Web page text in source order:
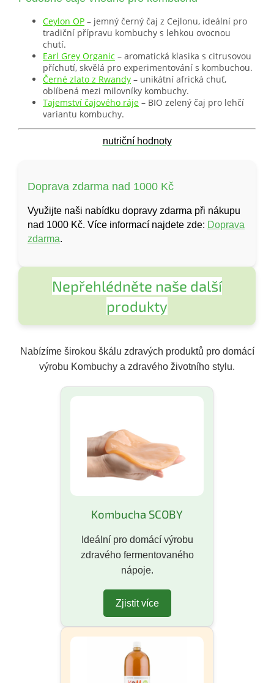
Ceylon OP – jemný černý čaj z Cejlonu, ideální pro
tradiční přípravu kombuchy s lehkou ovocnou
chutí.
Earl Grey Organic – aromatická klasika s citrusovou
příchutí, skvělá pro experimentování s kombuchou.
Černé zlato z Rwandy – unikátní africká chuť,
oblíbená mezi milovníky kombuchy.
Tajemství čajového ráje – BIO zelený čaj pro lehčí
variantu kombuchy.
nutriční hodnoty
Doprava zdarma nad 1000 Kč
Využijte naši nabídku dopravy zdarma při nákupu
nad 1000 Kč. Více informací najdete zde: Doprava
zdarma.
Nepřehlédněte naše další
produkty
Nabízíme širokou škálu zdravých produktů pro domácí
výrobu Kombuchy a zdravého životního stylu.
Kombucha SCOBY
Ideální pro domácí výrobu
zdravého fermentovaného
nápoje.
Zjistit více